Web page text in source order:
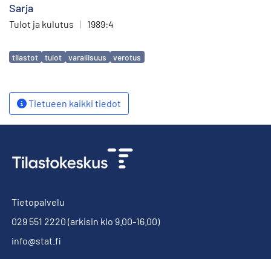
Sarja
Tulot ja kulutus | 1989:4
Avainsanat
tilastot tulot varallisuus verotus
Tietueen kaikki tiedot
Tietopalvelu
029 551 2220 (arkisin klo 9.00-16.00)
info@stat.fi